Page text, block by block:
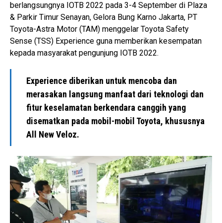
berlangsungnya IOTB 2022 pada 3-4 September di Plaza
& Parkir Timur Senayan, Gelora Bung Karno Jakarta, PT
Toyota-Astra Motor (TAM) menggelar Toyota Safety
Sense (TSS) Experience guna memberikan kesempatan
kepada masyarakat pengunjung IOTB 2022.
Experience diberikan untuk mencoba dan
merasakan langsung manfaat dari teknologi dan
fitur keselamatan berkendara canggih yang
disematkan pada mobil-mobil Toyota, khususnya
All New Veloz.